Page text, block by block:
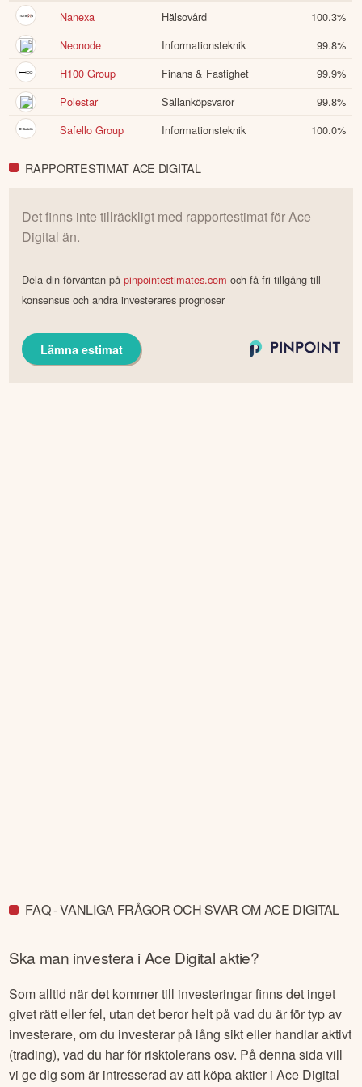
Nanexa Hälsovård 100.3%
Neonode
Informationsteknik 99.8%
H100 Group
Finans & Fastighet 99.9%
Polestar
Sällanköpsvaror 99.8%
Safello Group
Informationsteknik 100.0%
RAPPORTESTIMAT ACE DIGITAL
Det finns inte tillräckligt med rapportestimat förAce
Digital än.
Dela din förväntan påpinpointestimates.com och få fri tillgång till
konsensus och andra investerares prognoser
Lämna estimat
FAQ - VANLIGA FRÅGOR OCH SVAR OM ACE DIGITAL
Ska man investera iAce Digitalaktie?
Som alltid när det kommer till investeringar finns det inget
givet rätt eller fel, utan det beror helt på vad du är för typ av
investerare, om du investerar på lång sikt eller handlar aktivt
(trading), vad du har för risktolerans osv. På denna sida vill
vi ge dig som är intresserad av att köpa aktier iAce Digital